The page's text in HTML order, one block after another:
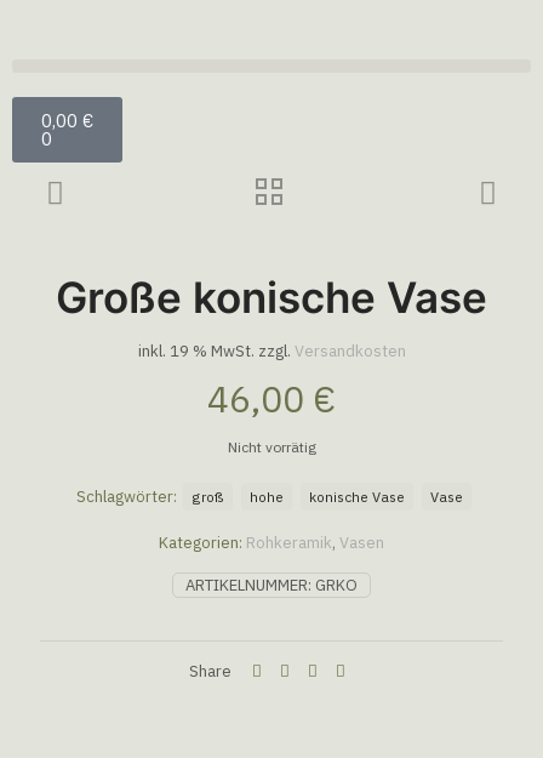
0,00 €
0
Große konische Vase
inkl. 19 % MwSt. zzgl. Versandkosten
46,00 €
Nicht vorrätig
ARTIKELNUMMER: GRKO
Kategorien: Rohkeramik, Vasen
Schlagwörter: groß hohe konische Vase Vase
Share